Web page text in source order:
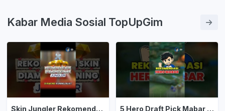
Kabar Media Sosial TopUpGim
Skin Jungler Rekomendasi Diamond Kuning 5 Hero Draft Pick Mabar Auto Win